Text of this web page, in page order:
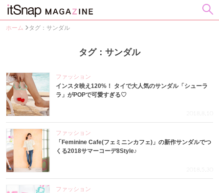
ホーム タグ：サンダル
タグ：サンダル
ファッション
インスタ映え120%！ タイで大人気のサンダル「シューラ
ラ」がPOPで可愛すぎる♡
2018.8.10
ファッション
「Feminine Cafe(フェミニンカフェ)」の新作サンダルでつ
くる2018サマーコーデ8Style♪
2018.5.30
ファッション